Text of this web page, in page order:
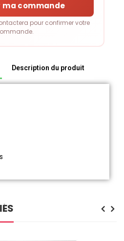
ma commande
pour confirmer votre
Description du produit